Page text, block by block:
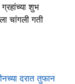
शुभ
चांगली गती
दरात तुफान